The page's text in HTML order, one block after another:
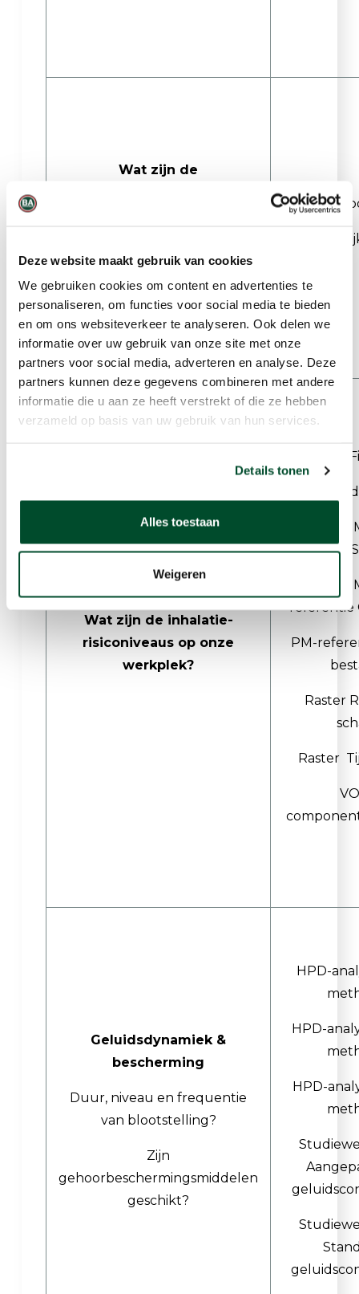
Deze website maakt gebruik van cookies
We gebruiken cookies om content en advertenties te
personaliseren, om functies voor social media te bieden
en om ons websiteverkeer te analyseren. Ook delen we
informatie over uw gebruik van onze site met onze
partners voor social media, adverteren en analyse. Deze
partners kunnen deze gegevens combineren met andere
informatie die u aan ze heeft verstrekt of die ze hebben
verzameld op basis van uw gebruik van hun services.
Details tonen
Alles toestaan
Weigeren
Wat zijn de
perceelgrens, enz.)
IAQ-
Wat zijn de inhalatie-
risiconiveaus op onze
werkplek?
Gebied –
referentie
referentie
PM-
Raster
Raster
Geluidsdynamiek &
bescherming
Duur, niveau en frequentie
van blootstelling?
Zijn
gehoorbeschermingsmiddelen
geschikt?
HPD-
HPD-
HPD-